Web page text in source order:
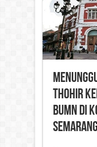
Thohir
BUMN di
Semarang